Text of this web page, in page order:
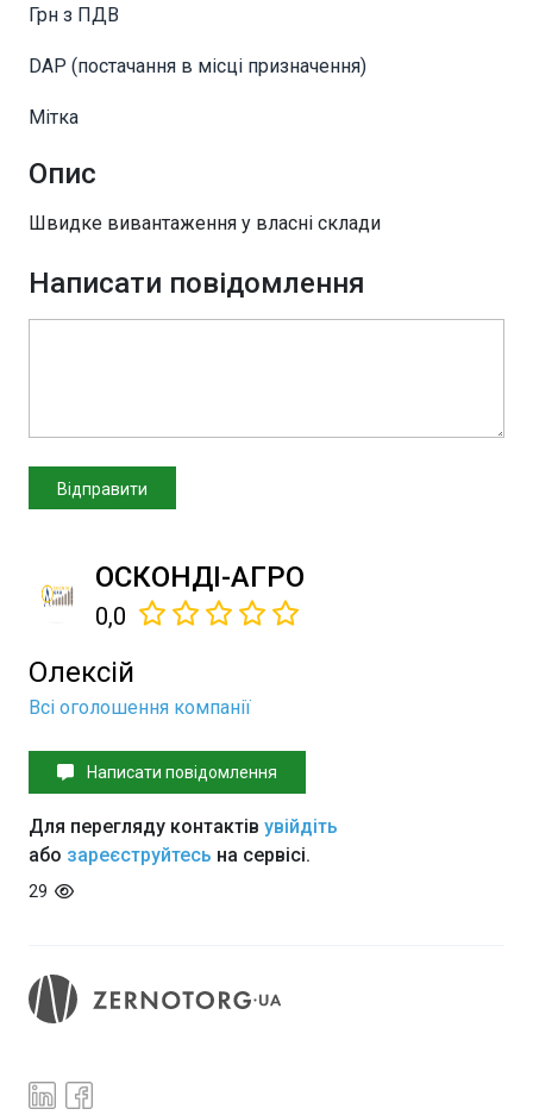
Грн з ПДВ
DAP (постачання в місці призначення)
Мітка
Опис
Швидке вивантаження у власні склади
Написати повідомлення
ОСКОНДІ-АГРО
0,0
Олексій
Всі оголошення компанії
Написати повідомлення
Для перегляду контактів увійдіть
або зареєструйтесь на сервісі.
29